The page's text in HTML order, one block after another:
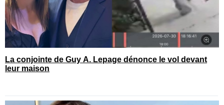
La conjointe de Guy A. Lepage dénonce le vol devant
leur maison